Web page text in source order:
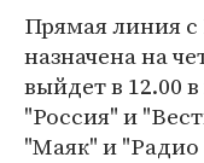
Прямая линия
назначена на
выйдет в 12.00
"Россия" и
"Маяк" и "Радио